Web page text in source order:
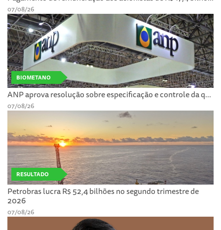
07/08/26
BIOMETANO
ANP aprova resolução sobre especificação e controle da q...
07/08/26
RESULTADO
Petrobras lucra R$ 52,4 bilhões no segundo trimestre de
2026
07/08/26